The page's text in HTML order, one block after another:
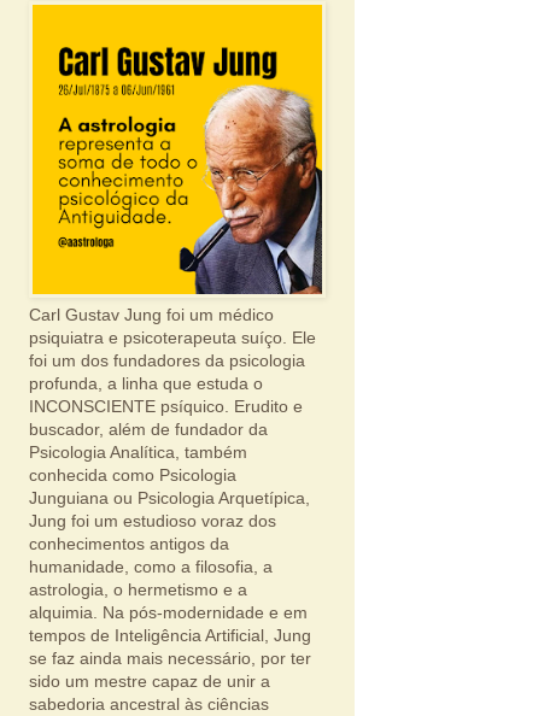
Carl Gustav Jung foi um médico
psiquiatra e psicoterapeuta suíço. Ele
foi um dos fundadores da psicologia
profunda, a linha que estuda o
INCONSCIENTE psíquico. Erudito e
buscador, além de fundador da
Psicologia Analítica, também
conhecida como Psicologia
Junguiana ou Psicologia Arquetípica,
Jung foi um estudioso voraz dos
conhecimentos antigos da
humanidade, como a filosofia, a
astrologia, o hermetismo e a
alquimia. Na pós-modernidade e em
tempos de Inteligência Artificial, Jung
se faz ainda mais necessário, por ter
sido um mestre capaz de unir a
sabedoria ancestral às ciências